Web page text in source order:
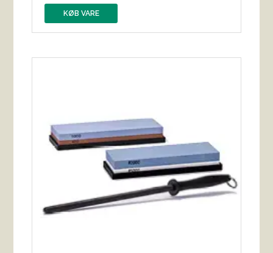
KØB VARE